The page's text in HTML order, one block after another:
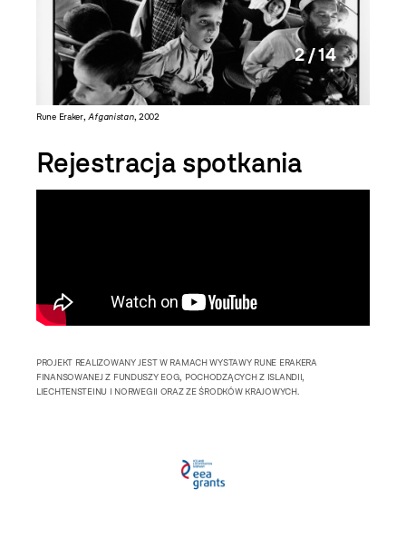
Rune Eraker, Afganistan, 2002
2 / 14
Rejestracja spotkania
PROJEKT REALIZOWANY JEST W RAMACH WYSTAWY RUNE ERAKERA
FINANSOWANEJ Z FUNDUSZY EOG, POCHODZĄCYCH Z ISLANDII,
LIECHTENSTEINU I NORWEGII ORAZ ZE ŚRODKÓW KRAJOWYCH.